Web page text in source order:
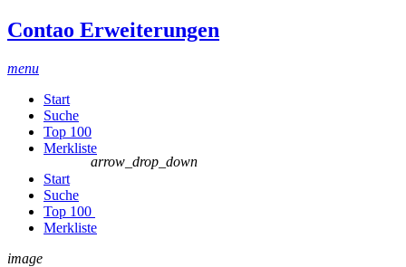
Contao Erweiterungen
menu
Start
Suche
Top 100
Merkliste
Start
Suche
Top 100
arrow_drop_down
Merkliste
image